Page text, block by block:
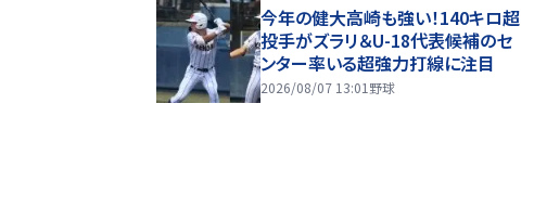
今年の健大高崎も強い！140キロ超
投手がズラリ＆U-18代表候補のセ
ンター率いる超強力打線に注目
2026/08/07 13:01 野球